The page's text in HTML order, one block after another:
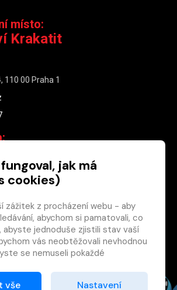
×
Máte u nás již
registrovaný
účet?
Registrací získáte slevu
místo:
Krakatit
110 00 Praha 1
jak má
cookies)
zážitek z procházení webu - aby
abychom si pamatovali, co
abyste jednoduše zjistili stav vaší
vás neobtěžovali nevhodnou
se nemuseli pokaždé
souhlas se
vše Nastavení